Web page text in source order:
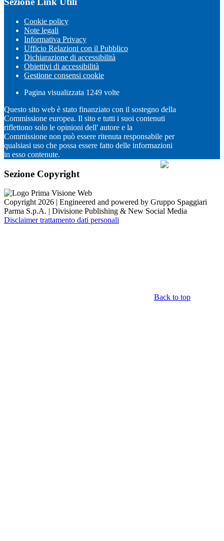
Cookie policy
Note legali
Informativa Privacy
Ufficio Relazioni con il Pubblico
Dichiarazione di accessibilità
Obiettivi di accessibilità
Gestione consensi cookie
Pagina visualizzata 1249 volte
Questo sito web è stato finanziato con il sostegno della
Commissione europea. Il sito e tutti i suoi contenuti
riflettono solo le opinioni dell' autore e la
Commissione non può essere ritenuta responsabile per
qualsiasi uso che possa essere fatto delle informazioni
in esso contenute.
Sezione Copyright
Copyright 2026 | Engineered and powered by Gruppo Spaggiari
Parma S.p.A. | Divisione Publishing & New Social Media
Disclaimer trattamento dati personali
Back to top